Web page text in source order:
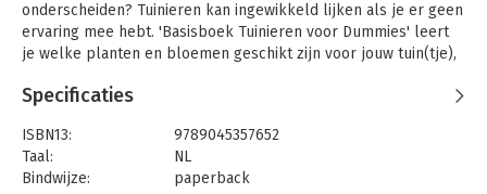
onderscheiden? Tuinieren kan ingewikkeld lijken als je er geen
ervaring mee hebt. 'Basisboek Tuinieren voor Dummies' leert
je welke planten en bloemen geschikt zijn voor jouw tuin(tje),
nodig hebt. Naast de beginselen van het tuinieren, leer je ook
leven door vogels, bijen en vlinders aan te trekken. Zo
ontwikkel je vanzelf groene vingers en kun je het hele jaar
door van je tuin genieten!
Specificaties
ISBN13:
9789045357652
Taal:
NL
Bindwijze:
paperback